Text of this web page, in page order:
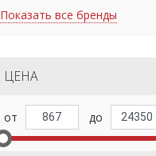
Показать все бренды
ЦЕНА